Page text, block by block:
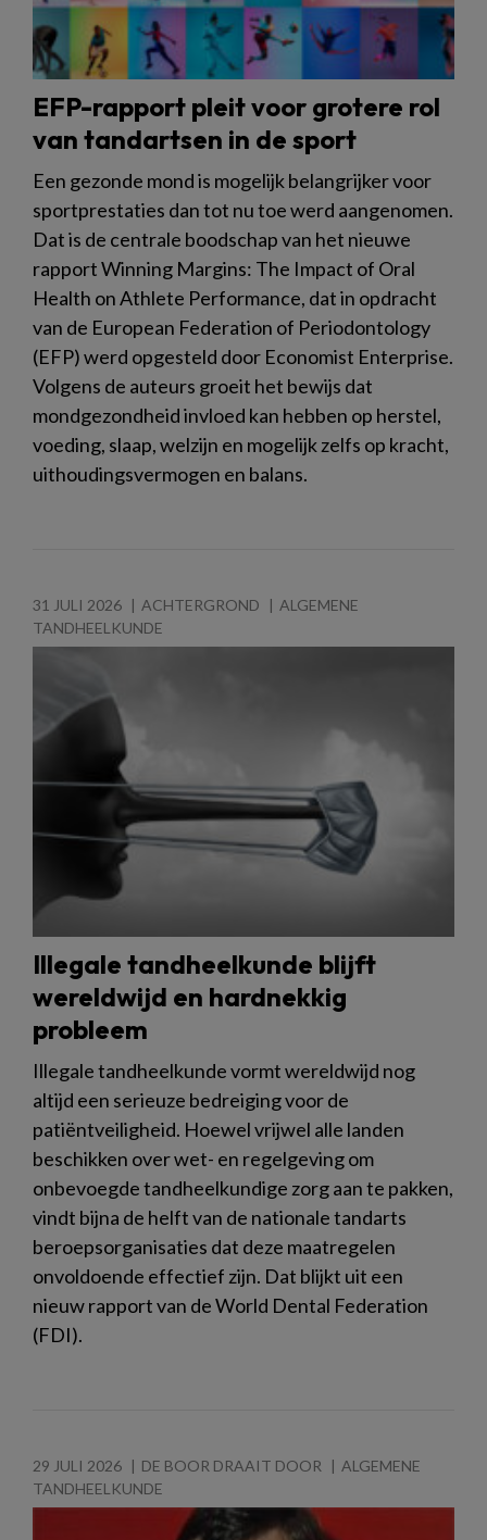
EFP-rapport pleit voor grotere rol
van tandartsen in de sport
Een gezonde mond is mogelijk belangrijker voor
sportprestaties dan tot nu toe werd aangenomen.
Dat is de centrale boodschap van het nieuwe
rapport Winning Margins: The Impact of Oral
Health on Athlete Performance, dat in opdracht
van de European Federation of Periodontology
(EFP) werd opgesteld door Economist Enterprise.
Volgens de auteurs groeit het bewijs dat
mondgezondheid invloed kan hebben op herstel,
voeding, slaap, welzijn en mogelijk zelfs op kracht,
uithoudingsvermogen en balans.
31 JULI 2026 ACHTERGROND
ALGEMENE
TANDHEELKUNDE
Illegale tandheelkunde blijft
wereldwijd en hardnekkig
probleem
Illegale tandheelkunde vormt wereldwijd nog
altijd een serieuze bedreiging voor de
patiëntveiligheid. Hoewel vrijwel alle landen
beschikken over wet- en regelgeving om
onbevoegde tandheelkundige zorg aan te pakken,
vindt bijna de helft van de nationale tandarts
beroepsorganisaties dat deze maatregelen
onvoldoende effectief zijn. Dat blijkt uit een
nieuw rapport van de World Dental Federation
(FDI).
29 JULI 2026 DE BOOR DRAAIT DOOR
ALGEMENE
TANDHEELKUNDE